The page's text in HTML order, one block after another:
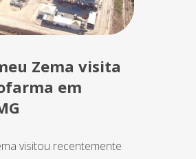
Zema visita
em
visitou recentemente